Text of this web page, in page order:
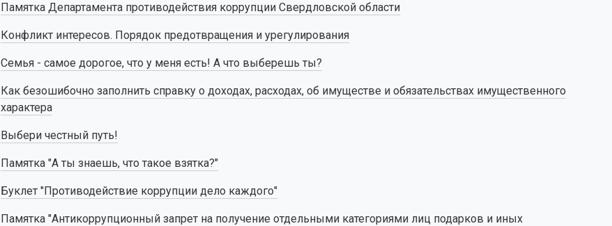
Памятка Департамента противодействия коррупции Свердловской области
Конфликт интересов. Порядок предотвращения и урегулирования
Семья - самое дорогое, что у меня есть! А что выберешь ты?
Как безошибочно заполнить справку о доходах, расходах, об имуществе и обязательствах имущественного
характера
Выбери честный путь!
Памятка "А ты знаешь, что такое взятка?"
Буклет "Противодействие коррупции дело каждого"
Памятка "Антикоррупционный запрет на получение отдельными категориями лиц подарков и иных